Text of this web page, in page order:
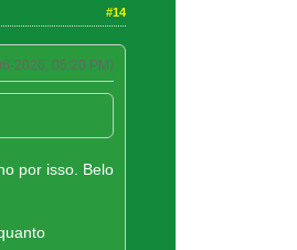
#14
2026, 05:20 PM)
por isso. Belo